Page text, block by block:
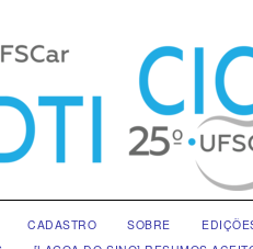
CADASTRO SOBRE